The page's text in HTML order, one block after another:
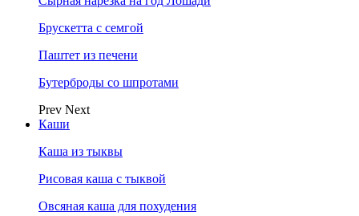
Брускетта с семгой
Паштет из печени
Бутерброды со шпротами
Prev Next
Каши
Каша из тыквы
Рисовая каша с тыквой
Овсяная каша для похудения